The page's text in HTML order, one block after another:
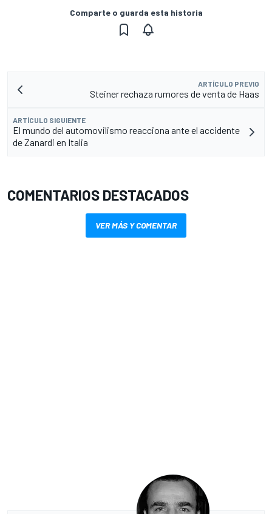
Comparte o guarda esta historia
ARTÍCULO PREVIO
Steiner rechaza rumores de venta de Haas
ARTÍCULO SIGUIENTE
El mundo del automovilismo reacciona ante el accidente
de Zanardi en Italia
COMENTARIOS DESTACADOS
VER MÁS Y COMENTAR